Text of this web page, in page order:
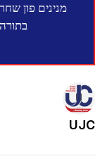
מנינים פון
UJC